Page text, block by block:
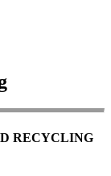
RECYCLING